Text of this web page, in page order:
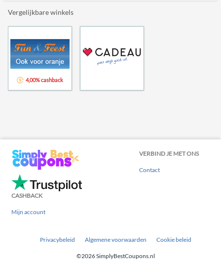
Vergelijkbare winkels
4,00% cashback
VERBIND JE MET ONS
Contact
CASHBACK
Mijn account
Privacybeleid Algemene voorwaarden Cookie beleid
©2026 SimplyBestCoupons.nl